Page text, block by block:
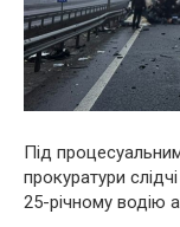
Під
прокуратури
25-річному водію